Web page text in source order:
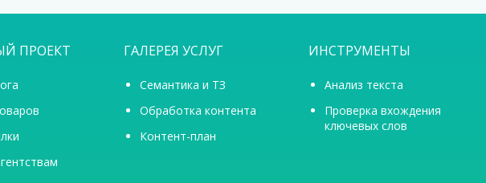
ПРОЕКТ ГАЛЕРЕЯ УСЛУГ
Семантика и ТЗ
Обработка контента
Контент-план
ИНСТРУМЕНТЫ
Анализ текста
Проверка вхождения
ключевых слов